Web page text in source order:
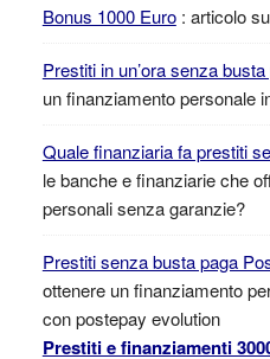
Bonus 1000 Euro: articolo
Prestiti in un’ora senza
un finanziamento personale
Quale finanziaria fa prestiti
le banche e finanziarie che
personali senza garanzie?
Prestiti senza busta paga
ottenere un finanziamento
con postepay evolution
Prestiti e finanziamenti